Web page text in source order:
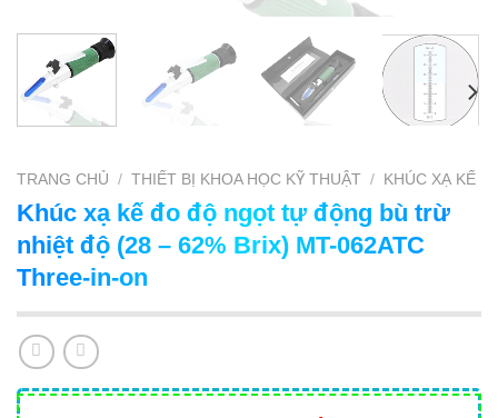
TRANG CHỦ / THIẾT BỊ KHOA HỌC KỸ THUẬT / KHÚC XẠ KẾ
Khúc xạ kế đo độ ngọt tự động bù trừ
nhiệt độ (28 – 62% Brix) MT-062ATC
Three-in-on